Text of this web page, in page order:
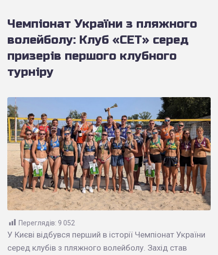
Чемпіонат України з пляжного
волейболу: Клуб «СЕТ» серед
призерів першого клубного
турніру
Переглядів: 9 052
У Києві відбувся перший в історії Чемпіонат України
серед клубів з пляжного волейболу. Захід став